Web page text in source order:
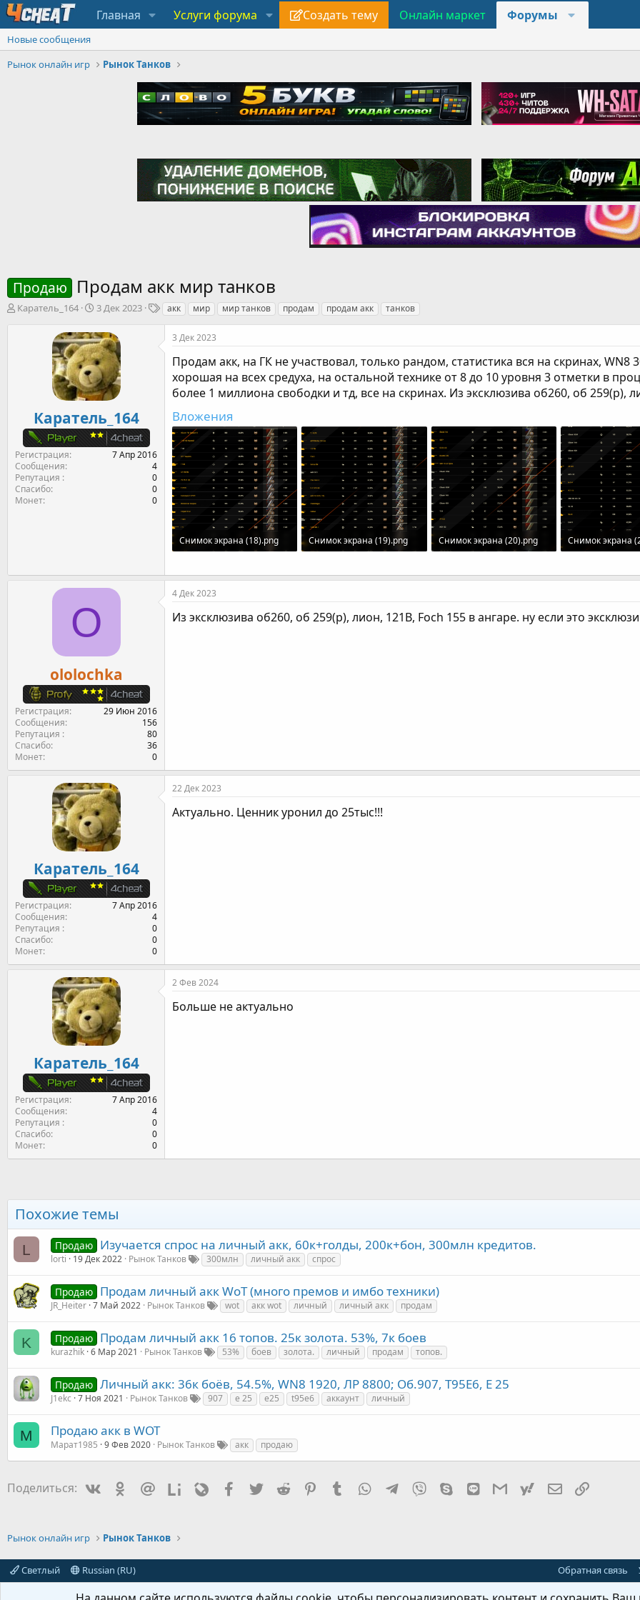
Главная Услуги форума Создать тему Онлайн маркет Форумы
Новые сообщения
Рынок онлайн игр
Рынок Танков
Продаю Продам акк мир танков
А
Каратель_164
Д
т
а
н
а
ч
а
а
3 Дек 2023
Такк мир мир танков продам продам акк танков
Каратель_164
Регистрация
7 Апр 2016
Сообщения
4
Репутация
0
Спасибо
0
Монет
0
3 Дек 2023
Продам акк, на ГК не участвовал, только рандом, статистика вся на скринах,
хорошая на всех средуха, на остальной технике от 8 до 10 уровня 3 отметки в
более 1 миллиона свободки и тд, все на скринах. Из эксклюзива об260, об 259(р),
Вложения
Снимок экрана (18).png
Снимок экрана (19).png
Снимок экрана (20).png
Снимок экрана
O
ololochka
Регистрация
29 Июн 2016
Сообщения
156
Репутация
80
Спасибо
36
Монет
0
4 Дек 2023
Из эксклюзива об260, об 259(р), лион, 121B, Foch 155 в ангаре. ну если это
Каратель_164
Регистрация
7 Апр 2016
Сообщения
4
Репутация
0
Спасибо
0
Монет
0
22 Дек 2023
Актуально. Ценник уронил до 25тыс!!!
Каратель_164
Регистрация
7 Апр 2016
Сообщения
4
Репутация
0
Спасибо
0
Монет
0
2 Фев 2024
Больше не актуально
Похожие темы
L Продаю Изучается спрос на личный акк, 60к+голды, 200к+бон, 300млн кредитов.
lorti 19 Дек 2022 Рынок Танков 300млн личный акк спрос
Продаю Продам личный акк WoT (много премов и имбо техники)
JR_Heiter 7 Май 2022 Рынок Танков wot акк wot личный личный акк продам
K Продаю Продам личный акк 16 топов. 25к золота. 53%, 7к боев
kurazhik 6 Мар 2021 Рынок Танков 53% боев золота. личный продам топов.
Продаю Личный акк: 36к боёв, 54.5%, WN8 1920, ЛР 8800; Об.907, T95E6, E 25
J1ekc 7 Ноя 2021 Рынок Танков 907 e 25 e25 t95e6 аккаунт личный
М Продаю акк в WOT
Марат1985 9 Фев 2020 Рынок Танков акк продаю
Поделиться: VkontakteOdnoklassniki
Mail.ruLiveinternetLivejournalFacebook
Twitter Reddit Pinterest
Tumblr WhatsAppTelegram
Viber Skype LineGmailyahoomail
Рынок онлайн игр Рынок Танков
Светлый Russian (RU) Обратная связь